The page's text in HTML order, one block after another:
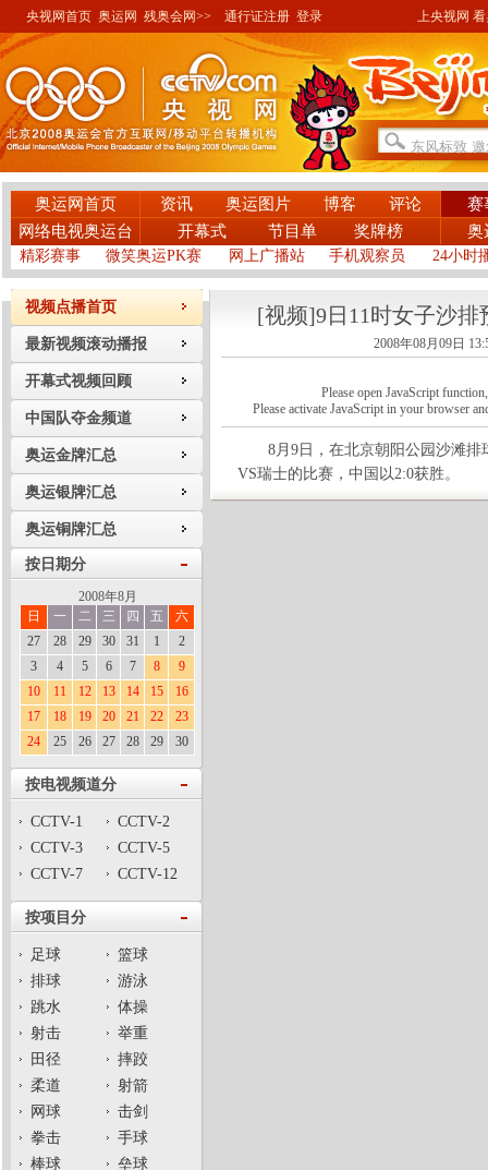
央视网首页 奥运网 残奥会网>> 通行证注册 登录 上央视网 看奥
奥运网首页 资讯 奥运图片 博客 评论
赛
网络电视奥运台
开幕式 节目单 奖牌榜 奥
精彩赛事 微笑奥运PK赛 网上广播站 手机观察员 24小时
视频点播首页
最新视频滚动播报
开幕式视频回顾
中国队夺金频道
奥运金牌汇总
奥运银牌汇总
奥运铜牌汇总
按日期分
2008年8月
日
一 二 三 四 五
六
27
28 29 30 31 1
2
3
4 5 6 7 8
9
10
11 12 13 14 15
16
17
18 19 20 21 22
23
24
25 26 27 28 29 30
按电视频道分
CCTV-1
CCTV-2
CCTV-3
CCTV-5
CCTV-7
CCTV-12
按项目分
足球
篮球
排球
游泳
跳水
体操
射击
举重
田径
摔跤
柔道
射箭
网球
击剑
拳击
手球
棒球
垒球
[视频]9日11时女子沙
2008年08月09日
Please open JavaScript
Please activate JavaScript in your browser
8月9日，在北京朝阳公园沙滩排
VS瑞士的比赛，中国以2:0获胜。